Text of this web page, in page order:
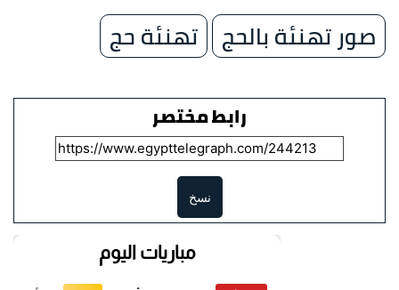
صور تهنئة بالحج تهنئة حج
رابط مختصر
نسخ